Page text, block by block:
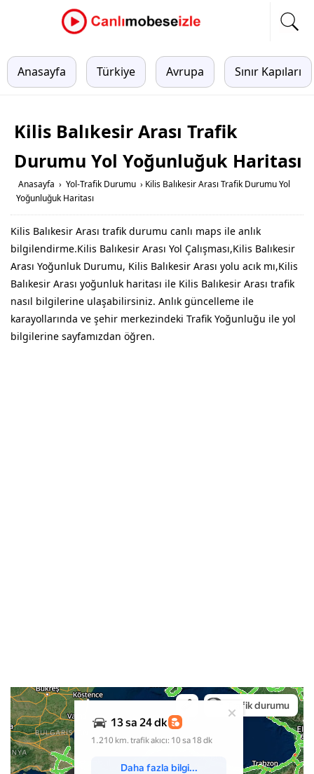
Anasayfa Türkiye Avrupa Sınır Kapıları
Kilis Balıkesir Arası Trafik
Durumu Yol Yoğunluğuk Haritası
Anasayfa › Yol-Trafik Durumu › Kilis Balıkesir Arası Trafik Durumu Yol
Yoğunluğuk Haritası
Kilis Balıkesir Arası trafik durumu canlı maps ile anlık
bilgilendirme.Kilis Balıkesir Arası Yol Çalışması,Kilis Balıkesir
Arası Yoğunluk Durumu, Kilis Balıkesir Arası yolu acık mı,Kilis
Balıkesir Arası yoğunluk haritası ile Kilis Balıkesir Arası trafik
nasıl bilgilerine ulaşabilirsiniz. Anlık güncelleme ile
karayollarında ve şehir merkezindeki Trafik Yoğunluğu ile yol
bilgilerine sayfamızdan öğren.